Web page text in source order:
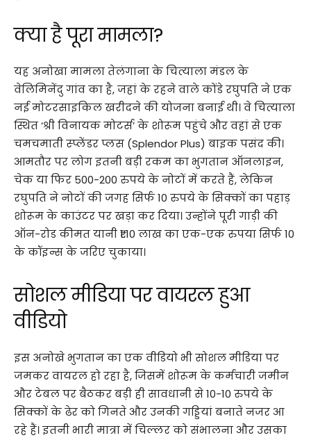
क्या है पूरा मामला?
यह अनोखा मामला तेलंगाना के चित्याला मंडल के
वेलिमिनेंदु गांव का है, जहां के रहने वाले कोंडे रघुपति ने एक
नई मोटरसाइकिल खरीदने की योजना बनाई थी। वे चित्याला
स्थित ‘श्री विनायक मोटर्स’ के शोरूम पहुंचे और वहां से एक
चमचमाती स्प्लेंडर प्लस (Splendor Plus) बाइक पसंद की।
आमतौर पर लोग इतनी बड़ी रकम का भुगतान ऑनलाइन,
चेक या फिर 500-200 रुपये के नोटों में करते हैं, लेकिन
रघुपति ने नोटों की जगह सिर्फ 10 रुपये के सिक्कों का पहाड़
शोरूम के काउंटर पर खड़ा कर दिया। उन्होंने पूरी गाड़ी की
ऑन-रोड कीमत यानी ₹1.10 लाख का एक-एक रुपया सिर्फ 10
के कॉइन्स के जरिए चुकाया।
सोशल मीडिया पर वायरल हुआ
वीडियो
इस अनोखे भुगतान का एक वीडियो भी सोशल मीडिया पर
जमकर वायरल हो रहा है, जिसमें शोरूम के कर्मचारी जमीन
और टेबल पर बैठकर बड़ी ही सावधानी से 10-10 रुपये के
सिक्कों के ढेर को गिनते और उनकी गड्डियां बनाते नजर आ
रहे हैं। इतनी भारी मात्रा में चिल्लर को संभालना और उसका